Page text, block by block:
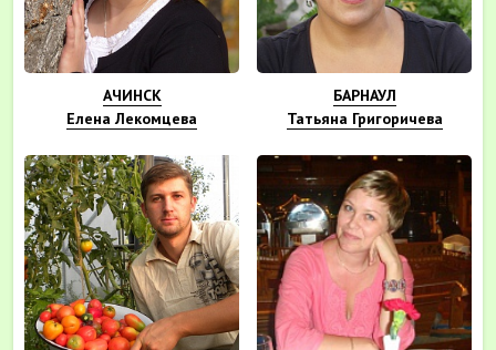
АЧИНСК
Елена Лекомцева
БАРНАУЛ
Татьяна Григоричева